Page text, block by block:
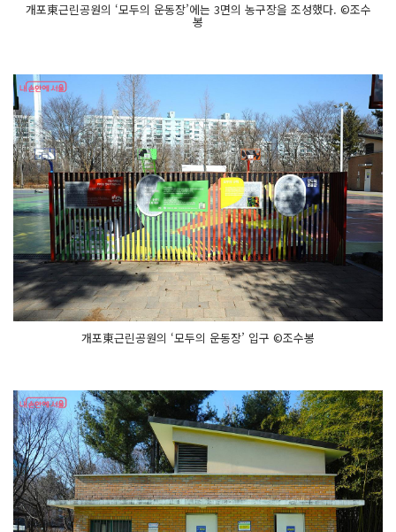
개포東근린공원의 ‘모두의 운동장’에는 3면의 농구장을 조성했다. ©조수
봉
개포東근린공원의 ‘모두의 운동장’ 입구 ©조수봉